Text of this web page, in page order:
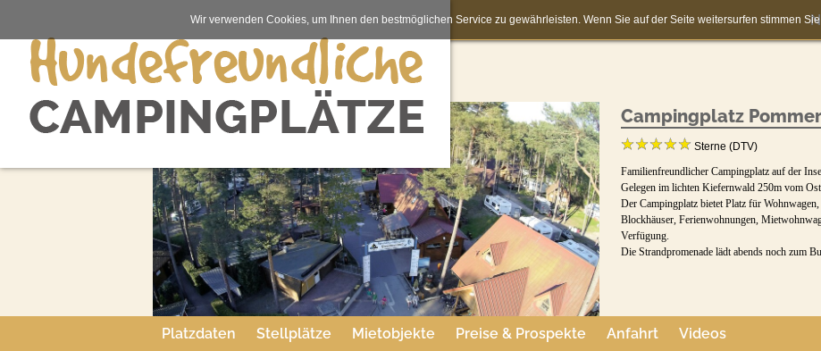
Campingplatz
Sterne (DTV)
Familienfreundlicher Campingplatz auf der
Gelegen im lichten Kiefernwald 250m vom
Der Campingplatz bietet Platz für
Blockhäuser, Ferienwohnungen,
Verfügung.
Die Strandpromenade lädt abends noch zum
Platzdaten Stellplätze Mietobjekte Preise & Prospekte Anfahrt Videos
Wir verwenden Cookies, um Ihnen den bestmöglichen Service zu gewährleisten. Wenn Sie auf der Seite weitersurfen stimmen